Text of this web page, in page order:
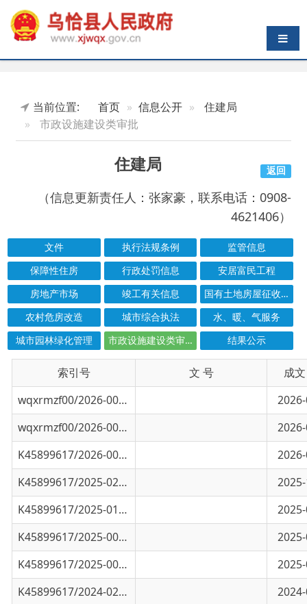
导航切换
市政设施建设类审批
住建局
（信息更新责任人：张家豪，联系电话：0908-
4621406）
监管信息
保障性住房
行政处罚信息
安居富民工程
房地产市场
竣工有关信息
国有土地房屋征收与补偿
农村危房改造
城市综合执法
水、暖、气服务
城市园林绿化管理
市政设施建设类审批 结果公示
索引号 信息标题 文 号 成文日期
wqxrmzf00/2026-00879 乌恰县住房和城乡建设局2026年6月施工
2026-07-06
乌恰县住房和城乡建设局2026年1-5月施
2026-06-02
K45899617/2026-00099
2025年10-12月施工许可证台账2026-01-12
K45899617/2025-02775 2025-10-21
K45899617/2025-01871 乌恰县住房和城乡建设局2025年4-6月施
2025-07-11
K45899617/2025-00776 乌恰县住房和城乡建设局2025年1-3月施
2025-04-09
K45899617/2025-00075 乌恰县住房和城乡建设局2024年9-12月施
2025-01-09
K45899617/2024-02550
乌恰县住房和城乡建设局2024年7-8月施
2024-09-14
K45899617/2024-02082 乌恰县住房和城乡建设局2024年1-7月特
2024-07-31
K45899617/2024-01192 乌恰县住房和城乡建设局2024年1-3月特
2024-04-18
K45899617/2024-00496 乌恰县波斯坦南加油加气站、乌恰县自来
2024-01-31